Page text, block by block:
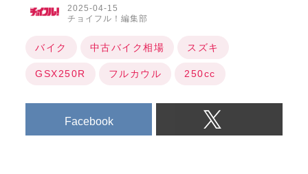
2025-04-15
チョイフル！編集部
バイク 中古バイク相場 スズキ
GSX250R フルカウル 250cc
Facebook